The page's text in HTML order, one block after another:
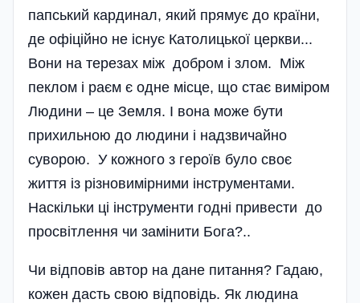
папський кардинал, який прямує до країни,
де офіційно не існує Католицької церкви...
Вони на терезах між добром і злом. Між
пеклом і раєм є одне місце, що стає виміром
Людини – це Земля. І вона може бути
прихильною до людини і надзвичайно
суворою. У кожного з героїв було своє
життя із різновимірними інструментами.
Наскільки ці інструменти годні привести до
просвітлення чи замі­нити Бога?..
Чи відповів автор на дане питання? Гадаю,
кожен дасть свою відповідь. Як людина